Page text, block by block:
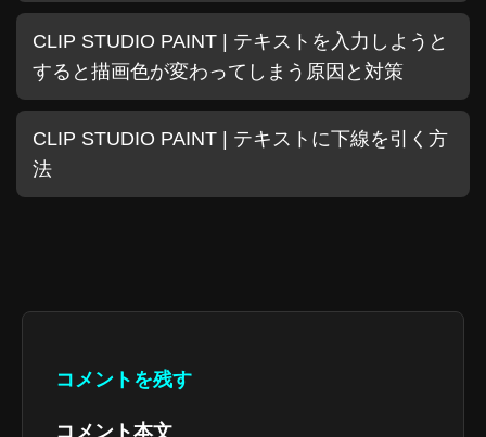
CLIP STUDIO PAINT | テキストを入力しようと
すると描画色が変わってしまう原因と対策
CLIP STUDIO PAINT | テキストに下線を引く方
法
コメントを残す
コメント本文